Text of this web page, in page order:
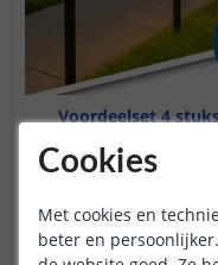
Voordeelset 4
OP VOORRAAD
Cookies
Met cookies en
beter en